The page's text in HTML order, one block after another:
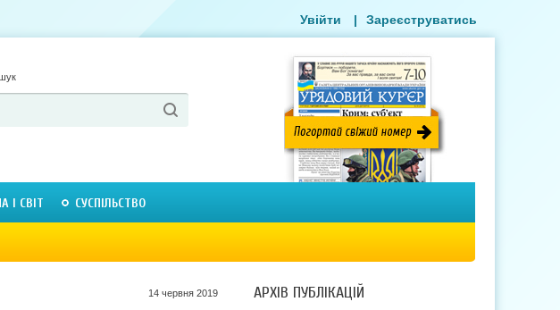
І СВІТ СУСПІЛЬСТВО
Увійти | Зареєструватись
14 червня 2019 АРХІВ ПУБЛІКАЦІЙ